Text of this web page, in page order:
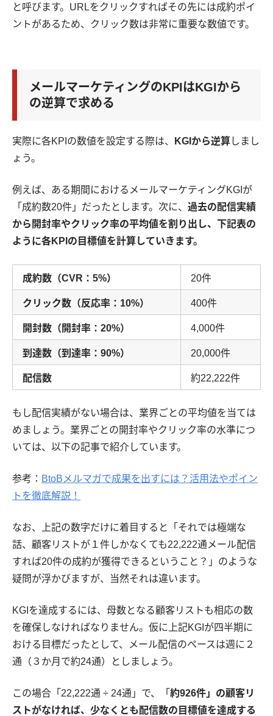
と呼びます。URLをクリックすればその先には成約ポイ
ントがあるため、クリック数は非常に重要な数値です。
メールマーケティングのKPIはKGIから
の逆算で求める
実際に各KPIの数値を設定する際は、 KGIから逆算しまし
ょう。
例えば、ある期間におけるメールマーケティングKGIが
「成約数20件」だったとします。次に、 過去の配信実績
から開封率やクリック率の平均値を割り出し、下記表の
ように各KPIの目標値を計算していきます。
成約数（CVR：5%） 20件
クリック数（反応率：10%） 400件
開封数（開封率：20%） 4,000件
到達数（到達率：90%） 20,000件
配信数 約22,222件
もし配信実績がない場合は、業界ごとの平均値を当ては
めましょう。業界ごとの開封率やクリック率の水準につ
いては、以下の記事で紹介しています。
参考： BtoBメルマガで成果を出すには？活用法やポイン
トを徹底解説！
なお、上記の数字だけに着目すると「それでは極端な
話、顧客リストが１件しかなくても22,222通メール配信
すれば20件の成約が獲得できるということ？」のような
疑問が浮かびますが、当然それは違います。
KGIを達成するには、母数となる顧客リストも相応の数
を確保しなければなりません。仮に上記KGIが四半期に
おける目標だったとして、メール配信のペースは週に２
通（３か月で約24通）としましょう。
この場合「22,222通 ÷ 24通」で、「 約926件」の顧客リ
ストがなければ、少なくとも配信数の目標値を達成する